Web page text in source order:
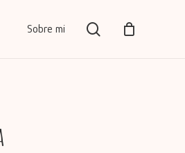
Sobre mi search